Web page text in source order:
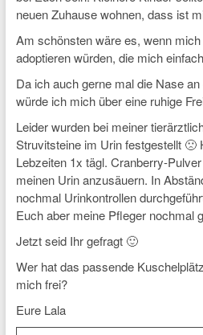
neuen Zuhause wohnen, dass ist
Am schönsten wäre es, wenn
adoptieren würden, die mich
Da ich auch gerne mal die Nase
würde ich mich über eine ruhige
Leider wurden bei meiner
Struvitsteine im Urin festgestellt 🙁
Lebzeiten 1x tägl. Cranberry-
meinen Urin anzusäuern. In
nochmal Urinkontrollen
Euch aber meine Pfleger nochmal
Jetzt seid Ihr gefragt 🙂
Wer hat das passende
mich frei?
Eure Lala